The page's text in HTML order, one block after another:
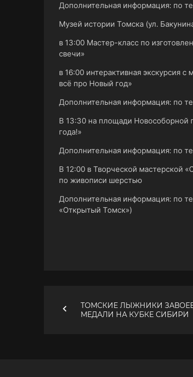
Дополнительная информация: по
Музей истории Томска (ул.
в 13:00 Мастер-класс по
свечи»
в 16:00 интерактивная экскурсия
всё про Новый год»
Дополнительная информация: по
В 13:30 на площади Новособорной
года!»
Дополнительная информация: по
В 12:00 в Творческой мастерской
по живописи шерстью
Дополнительная информация: по
«Открытый Томск»)
ТОМСКИЕ ЛЫЖНИКИ
МЕДАЛИ НА КУБКЕ СИБИРИ